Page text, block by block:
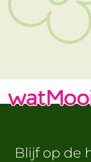
Blijf op de